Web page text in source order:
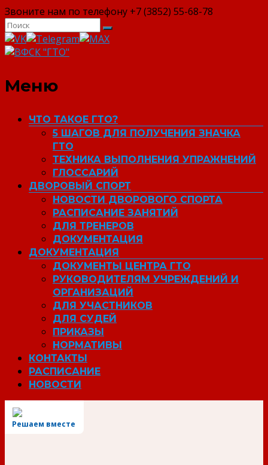
Звоните нам по телефону +7 (3852) 55-68-78
ВФСК "ГТО"
Меню
ЧТО ТАКОЕ ГТО?
5 ШАГОВ ДЛЯ ПОЛУЧЕНИЯ ЗНАЧКА
ГТО
ТЕХНИКА ВЫПОЛНЕНИЯ УПРАЖНЕНИЙ
ГЛОССАРИЙ
ДВОРОВЫЙ СПОРТ
НОВОСТИ ДВОРОВОГО СПОРТА
РАСПИСАНИЕ ЗАНЯТИЙ
ДЛЯ ТРЕНЕРОВ
ДОКУМЕНТАЦИЯ
ДОКУМЕНТАЦИЯ
ДОКУМЕНТЫ ЦЕНТРА ГТО
РУКОВОДИТЕЛЯМ УЧРЕЖДЕНИЙ И
ОРГАНИЗАЦИЙ
ДЛЯ УЧАСТНИКОВ
ДЛЯ СУДЕЙ
ПРИКАЗЫ
НОРМАТИВЫ
КОНТАКТЫ
РАСПИСАНИЕ
НОВОСТИ
Решаем вместе